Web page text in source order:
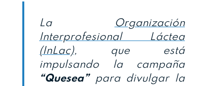
La
Organización
Interprofesional Láctea
(InLac), que está
impulsando la campaña
“Quesea”para divulgar la